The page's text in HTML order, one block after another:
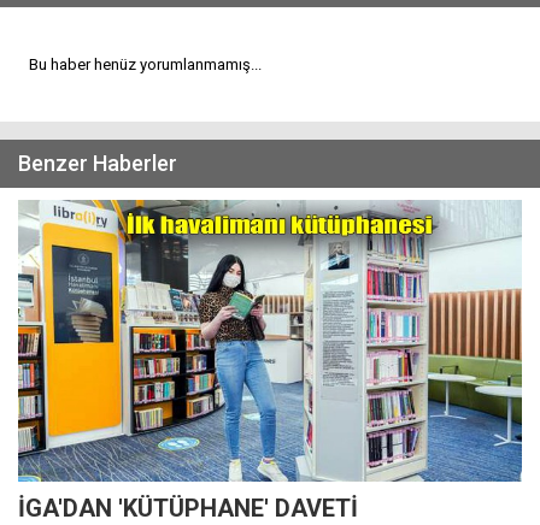
Bu haber henüz yorumlanmamış...
Benzer Haberler
İGA'DAN 'KÜTÜPHANE' DAVETİ